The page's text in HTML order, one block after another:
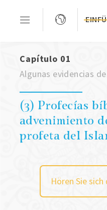
Capítulo 01
Algunas evidencias
(3) Profecías
advenimiento
profeta del
Hören Sie